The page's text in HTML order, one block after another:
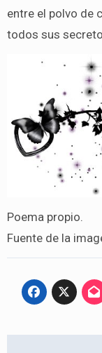
entre el polvo de
todos sus
Poema propio.
Fuente de la